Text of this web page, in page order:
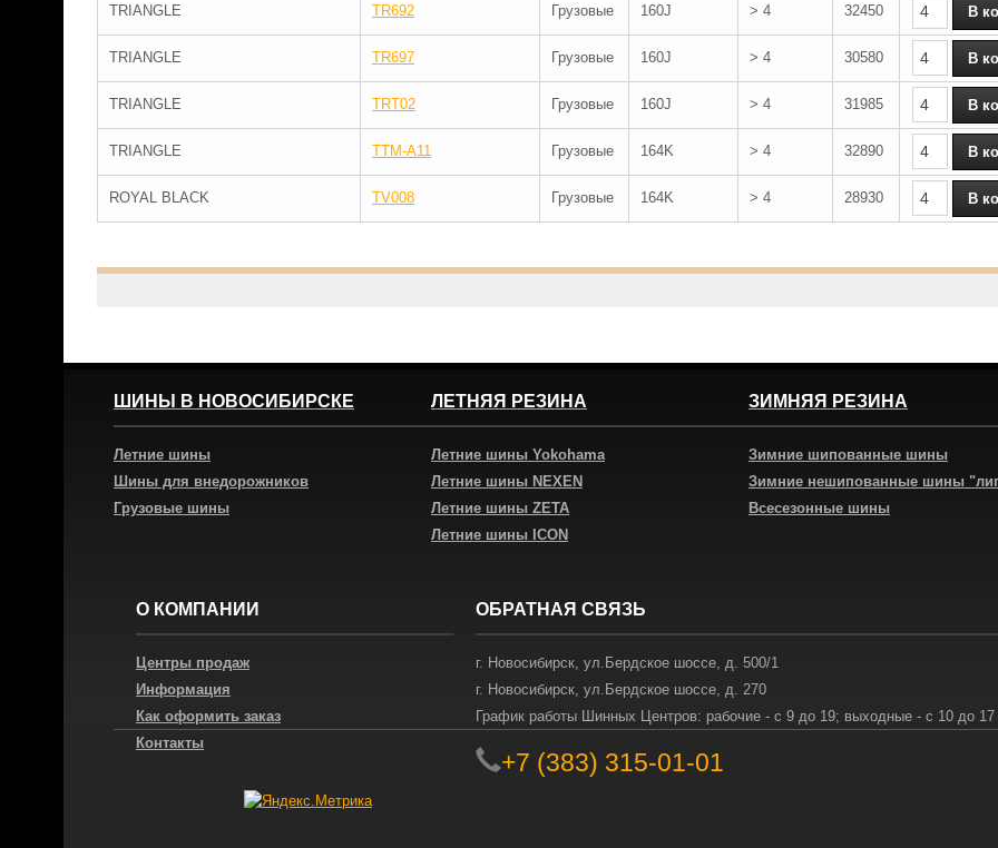
TRIANGLE TR692 Грузовые 160J > 4 32450
TRIANGLE TR697 Грузовые 160J > 4 30580
TRIANGLE TRT02 Грузовые 160J > 4 31985
TRIANGLE TTM-A11 Грузовые 164K > 4 32890
ROYAL BLACK TV008 Грузовые 164K > 4 28930
ШИНЫ В НОВОСИБИРСКЕ
Летние шины
Шины для внедорожников
Грузовые шины
ЛЕТНЯЯ РЕЗИНА
Летние шины Yokohama
Летние шины NEXEN
Летние шины ZETA
Летние шины ICON
ЗИМНЯЯ РЕЗИНА
Зимние шипованные шины
Зимние нешипованные шины
Всесезонные шины
О КОМПАНИИ
Центры продаж
Информация
Как оформить заказ
Контакты
ОБРАТНАЯ СВЯЗЬ
г. Новосибирск, ул.Бердское шоссе, д. 500/1
г. Новосибирск, ул.Бердское шоссе, д. 270
График работы Шинных Центров: рабочие - с 9 до 19; выходные - с 10 до 17
+7 (383) 315-01-01